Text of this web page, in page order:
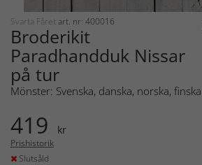
Svarta Fåret art. nr: 400016
Broderikit
Paradhandduk Nissar
på tur
Mönster: Svenska, danska, norska,
419 kr
Prishistorik
Slutsåld